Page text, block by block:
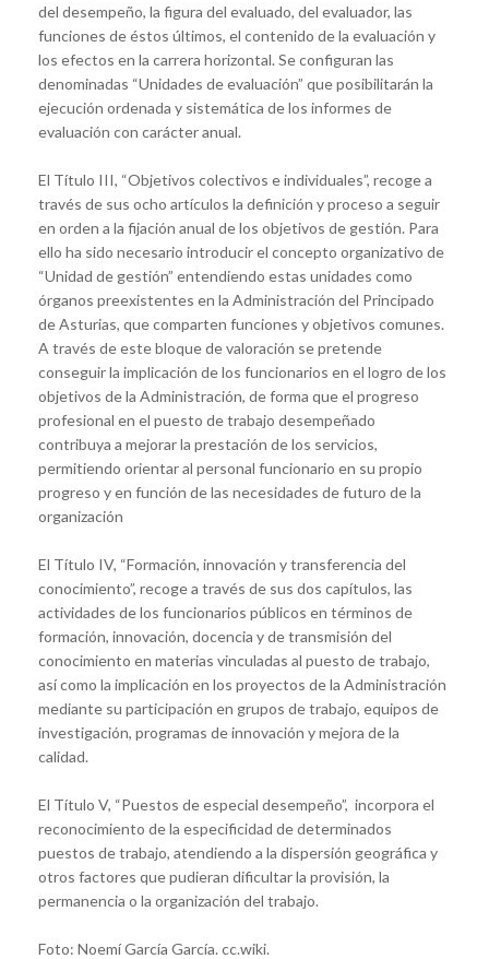
del desempeño, la figura del evaluado, del evaluador, las
funciones de éstos últimos, el contenido de la evaluación y
los efectos en la carrera horizontal. Se configuran las
denominadas “Unidades de evaluación” que posibilitarán la
ejecución ordenada y sistemática de los informes de
evaluación con carácter anual.
El Título III, “Objetivos colectivos e individuales”, recoge a
través de sus ocho artículos la definición y proceso a seguir
en orden a la fijación anual de los objetivos de gestión. Para
ello ha sido necesario introducir el concepto organizativo de
“Unidad de gestión” entendiendo estas unidades como
órganos preexistentes en la Administración del Principado
de Asturias, que comparten funciones y objetivos comunes.
A través de este bloque de valoración se pretende
conseguir la implicación de los funcionarios en el logro de los
objetivos de la Administración, de forma que el progreso
profesional en el puesto de trabajo desempeñado
contribuya a mejorar la prestación de los servicios,
permitiendo orientar al personal funcionario en su propio
progreso y en función de las necesidades de futuro de la
organización
El Título IV, “Formación, innovación y transferencia del
conocimiento”, recoge a través de sus dos capítulos, las
actividades de los funcionarios públicos en términos de
formación, innovación, docencia y de transmisión del
conocimiento en materias vinculadas al puesto de trabajo,
así como la implicación en los proyectos de la Administración
mediante su participación en grupos de trabajo, equipos de
investigación, programas de innovación y mejora de la
calidad.
El Título V, “Puestos de especial desempeño”, incorpora el
reconocimiento de la especificidad de determinados
puestos de trabajo, atendiendo a la dispersión geográfica y
otros factores que pudieran dificultar la provisión, la
permanencia o la organización del trabajo.
Foto: Noemí García García. cc.wiki.